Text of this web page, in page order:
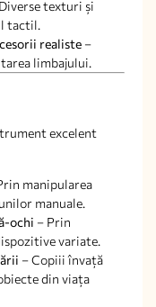
texturi și
tactil.
realiste –
limbajului.
excelent
manipularea
manuale.
ochi – Prin
variate.
– Copiii învață
din viața